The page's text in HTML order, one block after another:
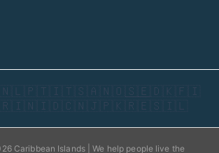
🇳🇱 🇵🇹 🇮🇹 🇸🇦 🇳🇴 🇸🇪 🇩🇰 🇫🇮
🇮🇳 🇮🇩 🇨🇳 🇯🇵 🇰🇷 🇪🇸 🇮🇱
Caribbean Islands | We help people live the